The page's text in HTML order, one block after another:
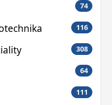
74
116
308
64
111